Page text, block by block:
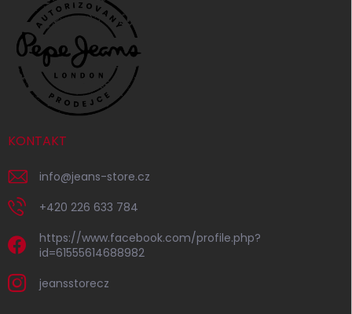
KONTAKT
info@jeans-store.cz
+420 226 633 784
https://www.facebook.com/profile.php?
id=61555614688982
jeansstorecz